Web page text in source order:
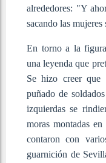
alrededores: "Y
sacando las
En torno a la
una leyenda que
Se hizo creer
puñado de
izquierdas se
moras montadas en
contaron con
guarnición de